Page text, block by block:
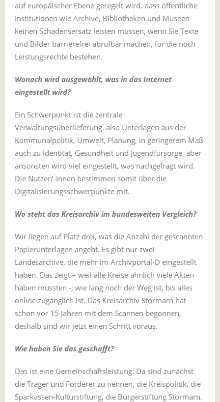
auf europäischer Ebene geregelt wird, dass öffentliche
Institutionen wie Archive, Bibliotheken und Museen
keinen Schadensersatz leisten müssen, wenn Sie Texte
und Bilder barrierefrei abrufbar machen, für die noch
Leistungsrechte bestehen.
Wonach wird ausgewählt, was in das Internet
eingestellt wird?
Ein Schwerpunkt ist die zentrale
Verwaltungsüberlieferung, also Unterlagen aus der
Kommunalpolitik, Umwelt, Planung, in geringerem Maß
auch zu Identität, Gesundheit und Jugendfürsorge, aber
ansonsten wird viel eingestellt, was nachgefragt wird.
Die Nutzer/-innen bestimmen somit über die
Digitalisierungsschwerpunkte mit.
Wo steht das Kreisarchiv im bundesweiten Vergleich?
Wir liegen auf Platz drei, was die Anzahl der gescannten
Papierunterlagen angeht. Es gibt nur zwei
Landesarchive, die mehr im Archivportal-D eingestellt
haben. Das zeigt – weil alle Kreise ähnlich viele Akten
haben müssten -, wie lang noch der Weg ist, bis alles
online zugänglich ist. Das Kreisarchiv Stormarn hat
schon vor 15 Jahren mit dem Scannen begonnen,
deshalb sind wir jetzt einen Schritt voraus.
Wie haben Sie das geschafft?
Das ist eine Gemeinschaftsleistung: Da sind zunächst
die Träger und Förderer zu nennen, die Kreispolitik, die
Sparkassen-Kulturstiftung, die Bürgerstiftung Stormarn,